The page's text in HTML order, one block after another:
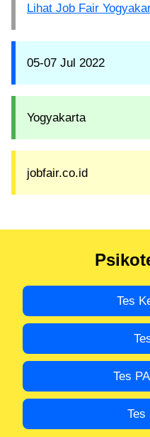
Lihat Job Fair
05-07 Jul 2022
Yogyakarta
jobfair.co.id
Tes
Tes
Tes